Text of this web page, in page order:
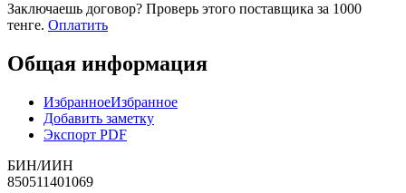
Заключаешь договор? Проверь этого поставщика за 1000
тенге. Оплатить
Общая информация
ИзбранноеИзбранное
Добавить заметку
Экспорт PDF
БИН/ИИН
850511401069